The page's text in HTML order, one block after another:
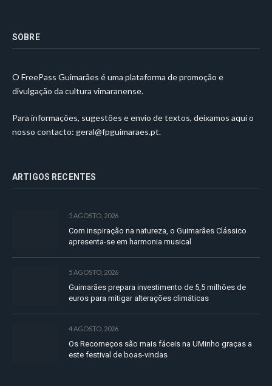
SOBRE
O FreePass Guimarães é uma plataforma de promoção e
divulgação da cultura vimaranense.
Para informações, sugestões e envio de textos, deixamos aqui o
nosso contacto: geral@fpguimaraes.pt.
ARTIGOS RECENTES
5 AGOSTO, 2026
Com inspiração na natureza, o Guimarães Clássico
apresenta-se em harmonia musical
5 AGOSTO, 2026
Guimarães prepara investimento de 5,5 milhões de
euros para mitigar alterações climáticas
4 AGOSTO, 2026
Os Recomeços são mais fáceis na UMinho graças a
este festival de boas-vindas